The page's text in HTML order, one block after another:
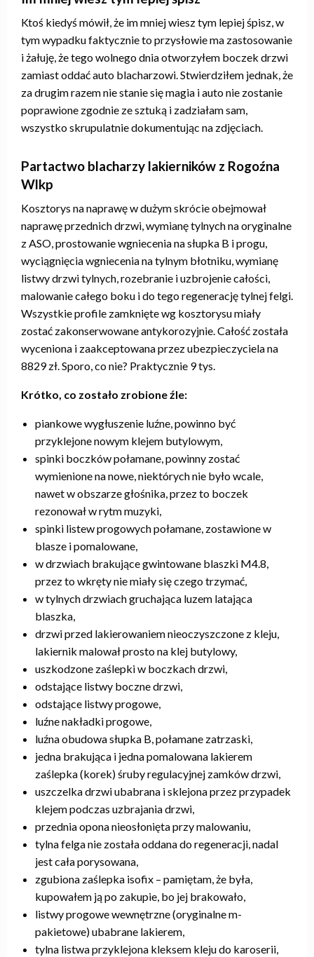
Ktoś kiedyś mówił, że im mniej wiesz tym lepiej śpisz, w
tym wypadku faktycznie to przysłowie ma zastosowanie
i żałuję, że tego wolnego dnia otworzyłem boczek drzwi
zamiast oddać auto blacharzowi. Stwierdziłem jednak, że
za drugim razem nie stanie się magia i auto nie zostanie
poprawione zgodnie ze sztuką i zadziałam sam,
wszystko skrupulatnie dokumentując na zdjęciach.
Partactwo blacharzy lakierników z Rogoźna
Wlkp
Kosztorys na naprawę w dużym skrócie obejmował
naprawę przednich drzwi, wymianę tylnych na oryginalne
z ASO, prostowanie wgniecenia na słupka B i progu,
wyciągnięcia wgniecenia na tylnym błotniku, wymianę
listwy drzwi tylnych, rozebranie i uzbrojenie całości,
malowanie całego boku i do tego regenerację tylnej felgi.
Wszystkie profile zamknięte wg kosztorysu miały
zostać zakonserwowane antykorozyjnie. Całość została
wyceniona i zaakceptowana przez ubezpieczyciela na
8829 zł. Sporo, co nie? Praktycznie 9 tys.
Krótko, co zostało zrobione źle:
piankowe wygłuszenie luźne, powinno być
przyklejone nowym klejem butylowym,
spinki boczków połamane, powinny zostać
wymienione na nowe, niektórych nie było wcale,
nawet w obszarze głośnika, przez to boczek
rezonował w rytm muzyki,
spinki listew progowych połamane, zostawione w
blasze i pomalowane,
w drzwiach brakujące gwintowane blaszki M4.8,
przez to wkręty nie miały się czego trzymać,
w tylnych drzwiach gruchająca luzem latająca
blaszka,
drzwi przed lakierowaniem nieoczyszczone z kleju,
lakiernik malował prosto na klej butylowy,
uszkodzone zaślepki w boczkach drzwi,
odstające listwy boczne drzwi,
odstające listwy progowe,
luźne nakładki progowe,
luźna obudowa słupka B, połamane zatrzaski,
jedna brakująca i jedna pomalowana lakierem
zaślepka (korek) śruby regulacyjnej zamków drzwi,
uszczelka drzwi ubabrana i sklejona przez przypadek
klejem podczas uzbrajania drzwi,
przednia opona nieosłonięta przy malowaniu,
tylna felga nie została oddana do regeneracji, nadal
jest cała porysowana,
zgubiona zaślepka isofix – pamiętam, że była,
kupowałem ją po zakupie, bo jej brakowało,
listwy progowe wewnętrzne (oryginalne m-
pakietowe) ubabrane lakierem,
tylna listwa przyklejona kleksem kleju do karoserii,